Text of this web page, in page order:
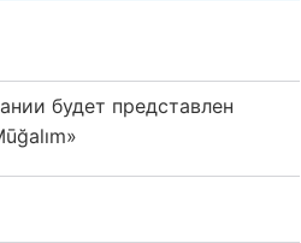
будет представлен